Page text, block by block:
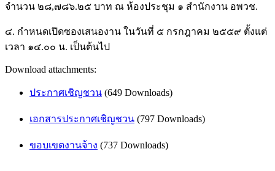
จำนวน ๒๘,๗๘๖.๒๕ บาท ณ ห้องประชุม ๑ สำนักงาน อพวช.
๔. กำหนดเปิดซองเสนองาน ในวันที่ ๕ กรกฎาคม ๒๕๕๙ ตั้งแต่
เวลา ๑๔.๐๐ น. เป็นต้นไป
Download attachments:
ประกาศเชิญชวน (649 Downloads)
เอกสารประกาศเชิญชวน (797 Downloads)
ขอบเขตงานจ้าง (737 Downloads)